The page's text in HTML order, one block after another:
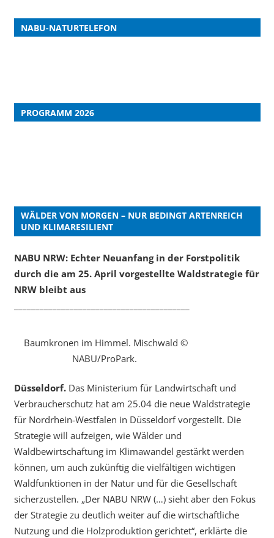
NABU-NATURTELEFON
PROGRAMM 2026
WÄLDER VON MORGEN – NUR BEDINGT ARTENREICH
UND KLIMARESILIENT
NABU NRW: Echter Neuanfang in der Forstpolitik
durch die am 25. April vorgestellte Waldstrategie für
NRW bleibt aus
Baumkronen im Himmel. Mischwald ©
NABU/ProPark.
Düsseldorf.Das Ministerium für Landwirtschaft und
Verbraucherschutz hat am 25.04 die neue Waldstrategie
für Nordrhein-Westfalen in Düsseldorf vorgestellt. Die
Strategie will aufzeigen, wie Wälder und
Waldbewirtschaftung im Klimawandel gestärkt werden
können, um auch zukünftig die vielfältigen wichtigen
Waldfunktionen in der Natur und für die Gesellschaft
sicherzustellen. „Der NABU NRW (…) sieht aber den Fokus
der Strategie zu deutlich weiter auf die wirtschaftliche
Nutzung und die Holzproduktion gerichtet“, erklärte die